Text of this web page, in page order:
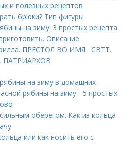
и полезных рецептов
брюки? Тип фигуры
на зиму: 3 простых рецепта
Описание
ПРЕСТОЛ ВО ИМЯ СВТТ.
ПАТРИАРХОВ
на зиму в домашних
рябины на зиму - 5 простых
оберегом. Как из кольца
или как носить его с